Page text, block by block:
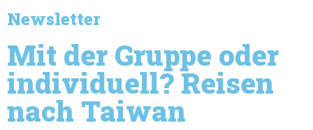
Newsletter
Mit der Gruppe oder
individuell? Reisen
nach Taiwan